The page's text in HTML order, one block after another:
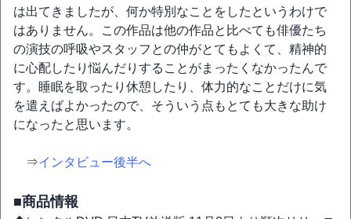
は出てきましたが、何か特別なことをしたというわけで
はありません。この作品は他の作品と比べても俳優たち
の演技の呼吸やスタッフとの仲がとてもよくて、精神的
に心配したり悩んだりすることがまったくなかったんで
す。睡眠を取ったり休憩したり、体力的なことだけに気
を遣えばよかったので、そういう点もとても大きな助け
になったと思います。
⇒インタビュー後半へ
■商品情報